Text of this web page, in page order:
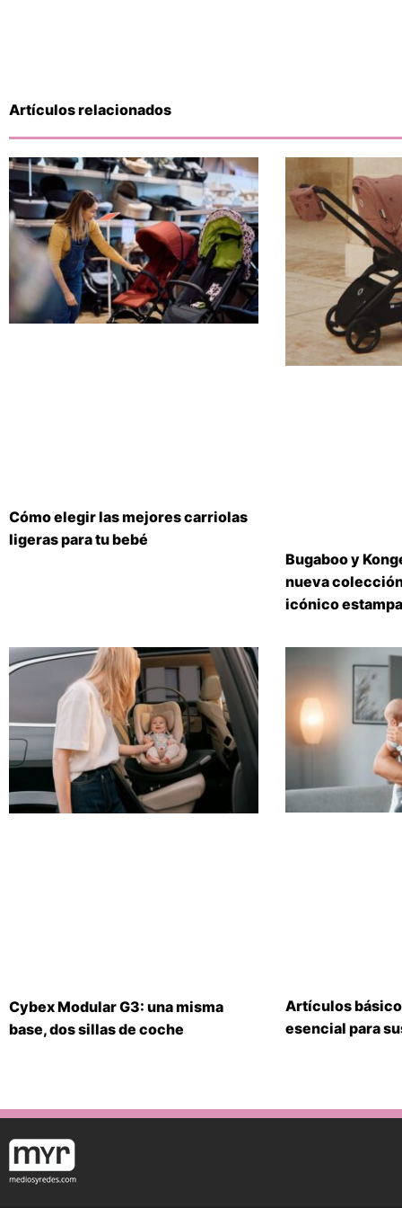
Artículos relacionados
Cómo elegir las mejores carriolas
ligeras para tu bebé
Bugaboo y
nueva
icónico
Cybex Modular G3: una misma
base, dos sillas de coche
Artículos
esencial para